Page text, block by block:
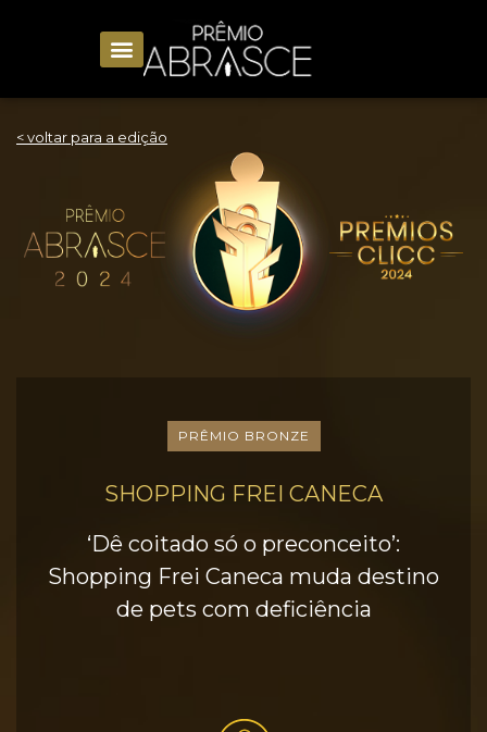
< voltar para a edição
PRÊMIO BRONZE
SHOPPING FREI CANECA
‘Dê coitado só o preconceito’:
Shopping Frei Caneca muda destino
de pets com deficiência